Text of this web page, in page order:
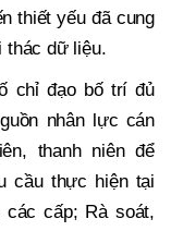
thiết yếu đã cung
thác dữ liệu.
chỉ đạo bố trí đủ
nhân lực cán
thanh niên để
cầu thực hiện tại
các cấp; Rà soát,